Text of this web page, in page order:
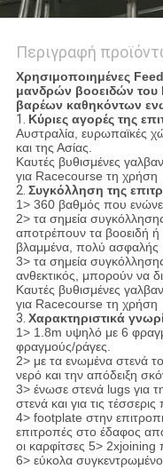
Περιγραφή
Χρησιμοποιημένες
μανδρών βοοειδών
βαρέων καθηκόντων
1. Κύριες αγορές της
Αυστραλία, ευρωπαϊκές
και της Ασίας.
Καυτές βυθισμένες
για Racecourse τη χρήση
2. Συγκόλληση της
1> 360 βαθμός που
2> τα σημεία
αποτρέπουν τα βοοειδή
βλαμμένα, πολύ ασφαλής
3> τα σημεία
ανθεκτικός, μπορούν να
Καυτές βυθισμένες
για Racecourse τη χρήση
3. Χαρακτηριστικά
1> 1.8m υψηλό με 6
φραγμούς/ράγες.
2> με τα ενωμένα στενά
νερό και την απόδειξη
3> ένωσε στενά lugs για
στενά και για τις
4> footplate στην
επιτροπές στο έδαφος
οι καρφίτσες 5> 2xjoining
6> εύκολα